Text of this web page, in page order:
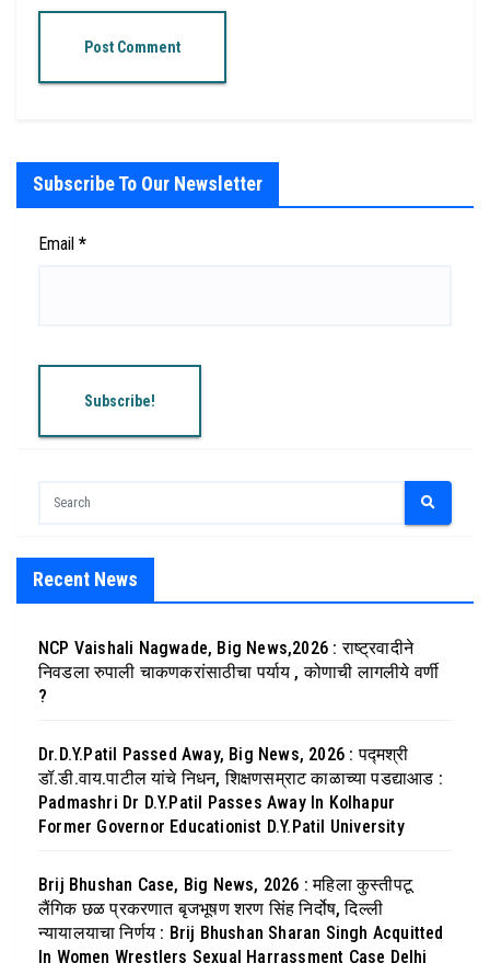
Subscribe To Our Newsletter
Email *
Recent News
NCP Vaishali Nagwade, Big News,2026 : राष्ट्रवादीने
निवडला रुपाली चाकणकरांसाठीचा पर्याय , कोणाची लागलीये वर्णी
?
Dr.D.Y.Patil Passed Away, Big News, 2026 : पद्मश्री
डॉ.डी.वाय.पाटील यांचे निधन, शिक्षणसम्राट काळाच्या पडद्याआड :
Padmashri Dr D.Y.Patil Passes Away In Kolhapur
Former Governor Educationist D.Y.Patil University
Brij Bhushan Case, Big News, 2026 : महिला कुस्तीपटू
लैंगिक छळ प्रकरणात बृजभूषण शरण सिंह निर्दोष, दिल्ली
न्यायालयाचा निर्णय : Brij Bhushan Sharan Singh Acquitted
In Women Wrestlers Sexual Harrassment Case Delhi